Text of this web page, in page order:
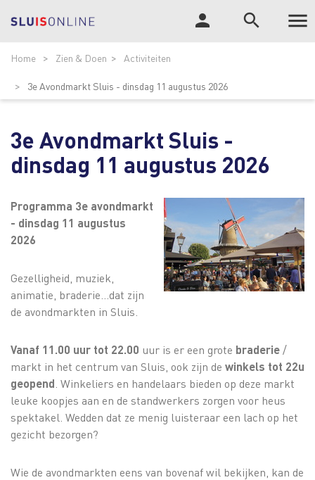

ZOEK
search
person
Home Zien & Doen Activiteiten
3e Avondmarkt Sluis - dinsdag 11 augustus 2026
3e Avondmarkt Sluis -
dinsdag 11 augustus 2026
Programma 3e avondmarkt
- dinsdag 11 augustus
2026
Gezelligheid, muziek,
animatie, braderie...dat zijn
de avondmarkten in Sluis.
Vanaf 11.00 uur tot 22.00 uur is er een grote braderie/
markt in het centrum van Sluis, ook zijn de winkels tot 22u
geopend . Winkeliers en handelaars bieden op deze markt
leuke koopjes aan en de standwerkers zorgen voor heus
spektakel. Wedden dat ze menig luisteraar een lach op het
gezicht bezorgen?
Wie de avondmarkten eens van bovenaf wil bekijken, kan de